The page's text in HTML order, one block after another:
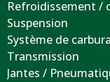
Refroidissement /
Suspension
Système de
Transmission
Jantes /